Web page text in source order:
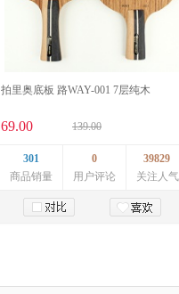
拍里奥底板 路WAY-001 7层纯木
69.00 139.00
301
商品销量
0
用户评论
39829
关注人气